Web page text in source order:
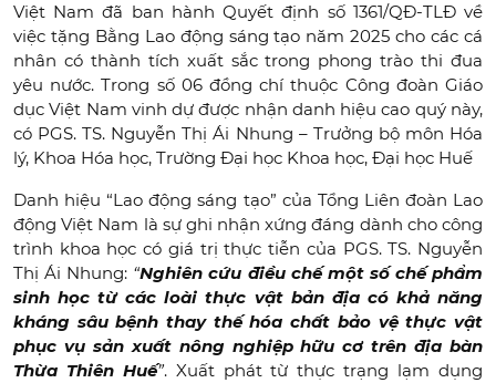
Việt Nam đã ban hành Quyết định số 1361/QĐ-TLĐ về
việc tặng Bằng Lao động sáng tạo năm 2025 cho các cá
nhân có thành tích xuất sắc trong phong trào thi đua
yêu nước. Trong số 06 đồng chí thuộc Công đoàn Giáo
dục Việt Nam vinh dự được nhận danh hiệu cao quý này,
có PGS. TS. Nguyễn Thị Ái Nhung – Trưởng bộ môn Hóa
lý, Khoa Hóa học, Trường Đại học Khoa học, Đại học Huế
Danh hiệu “Lao động sáng tạo” của Tổng Liên đoàn Lao
động Việt Nam là sự ghi nhận xứng đáng dành cho công
trình khoa học có giá trị thực tiễn của PGS. TS. Nguyễn
Thị Ái Nhung: “Nghiên cứu điều chế một số chế phẩm
sinh học từ các loài thực vật bản địa có khả năng
kháng sâu bệnh thay thế hóa chất bảo vệ thực vật
phục vụ sản xuất nông nghiệp hữu cơ trên địa bàn
Thừa Thiên Huế”. Xuất phát từ thực trạng lạm dụng